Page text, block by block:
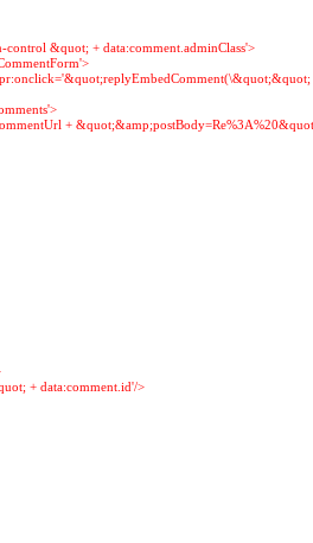
control &quot; + data:comment.adminClass'>
+
+ data:comment.id'/>